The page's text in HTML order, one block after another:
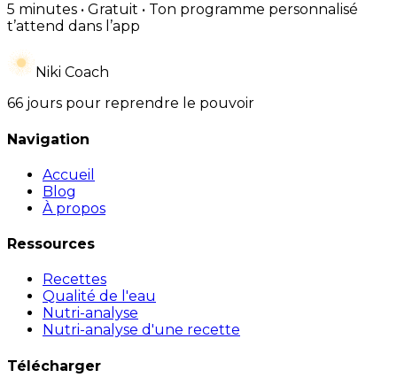
5 minutes • Gratuit • Ton programme personnalisé
t’attend dans l’app
Niki Coach
66 jours pour reprendre le pouvoir
Navigation
Accueil
Blog
À propos
Ressources
Recettes
Qualité de l'eau
Nutri-analyse
Nutri-analyse d'une recette
Télécharger